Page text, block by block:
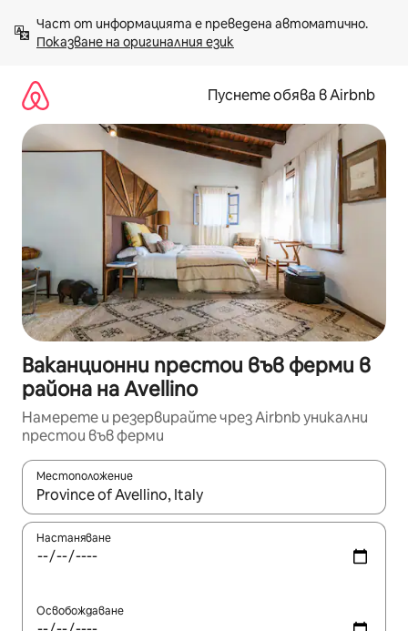
към
съдържанието
Показване на оригиналния език
Пуснете обява в Airbnb
Ваканционни престои във ферми в
района на Avellino
Намерете и резервирайте чрез Airbnb уникални
престои във ферми
Местоположение
Когато резултатите се покажат, използвайте
Настаняване
Освобождаване